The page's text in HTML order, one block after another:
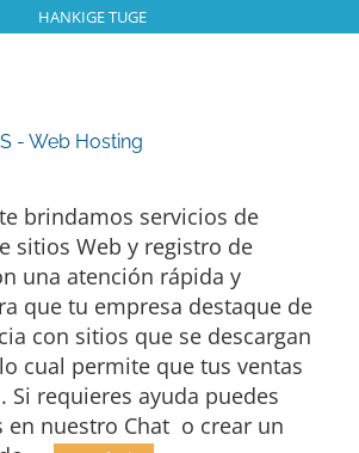
HANKIGE TUGE
- Web Hosting
brindamos servicios de
sitios Web y registro de
una atención rápida y
que tu empresa destaque de
con sitios que se descargan
cual permite que tus ventas
Si requieres ayuda puedes
en nuestro Chat o crear un